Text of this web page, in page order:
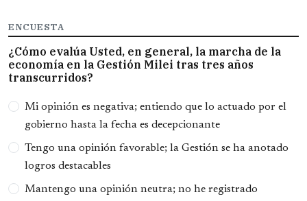
ENCUESTA
¿Cómo evalúa Usted, en general, la marcha de la
economía en la Gestión Milei tras tres años
transcurridos?
Opciones
Mi opinión es negativa; entiendo que lo actuado por el
gobierno hasta la fecha es decepcionante
Tengo una opinión favorable; la Gestión se ha anotado
logros destacables
Mantengo una opinión neutra; no he registrado